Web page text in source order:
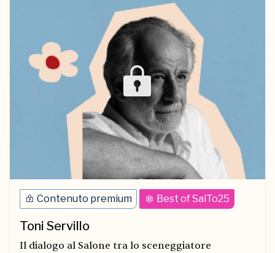
Contenuto premium Best of SalTo25
Toni Servillo
Il dialogo al Salone tra lo sceneggiatore